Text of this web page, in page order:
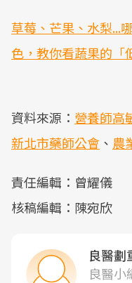
草莓、芒果、水梨...
色，教你看蔬果的「
資料來源： 營養師高
新北市藥師公會 、 農
責任編輯：曾耀儀
核稿編輯：陳宛欣
良醫劃
良醫小